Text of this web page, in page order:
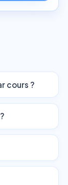
cours ?